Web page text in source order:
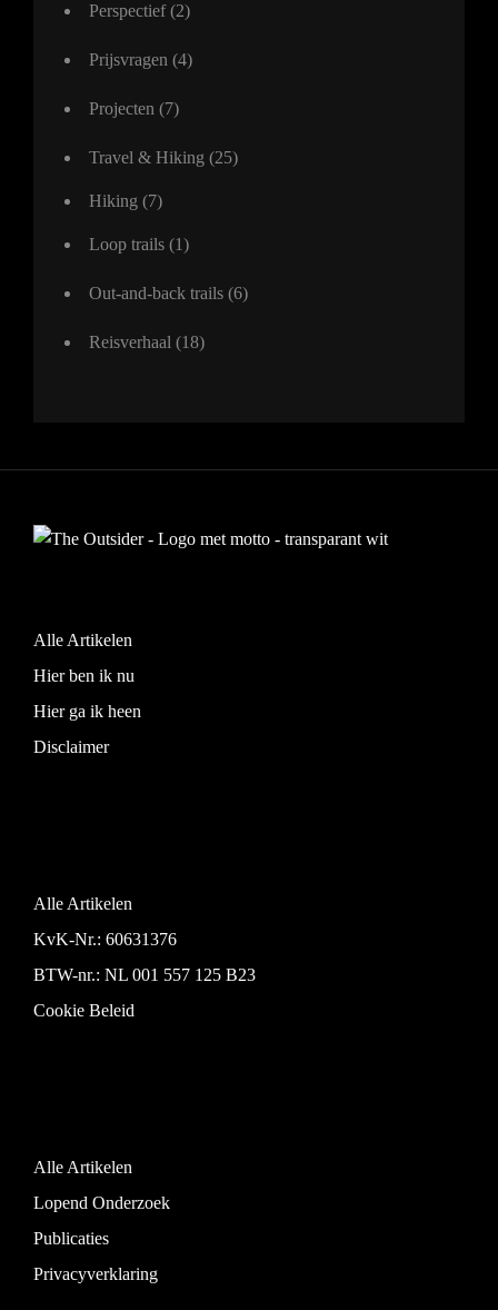
Perspectief(2)
Prijsvragen (4)
Projecten (7)
Travel & Hiking (25)
Hiking (7)
Loop trails (1)
Out-and-back trails (6)
Reisverhaal (18)
Alle Artikelen
Hier ben ik nu
Hier ga ik heen
Disclaimer
Alle Artikelen
KvK-Nr.: 60631376
BTW-nr.: NL 001 557 125 B23
Cookie Beleid
Alle Artikelen
Lopend Onderzoek
Publicaties
Privacyverklaring